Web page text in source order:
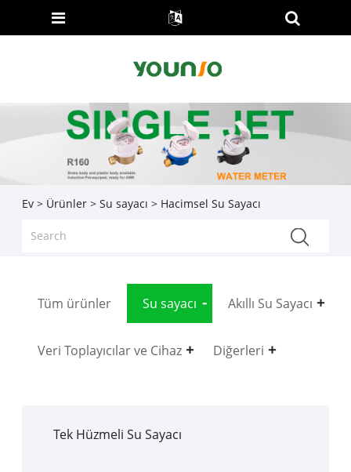
Ev > Ürünler> Su sayacı > Hacimsel Su Sayacı
Tüm ürünler Su sayacı Akıllı Su Sayacı
Veri Toplayıcılar ve Cihaz Diğerleri
Tek Hüzmeli Su Sayacı